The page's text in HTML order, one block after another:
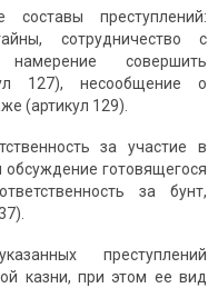
преступлений:
сотрудничество с
совершить
127), несообщение о
(артикул 129).
за участие в
обсуждение готовящегося
за бунт,
преступлений
казни, при этом ее вид